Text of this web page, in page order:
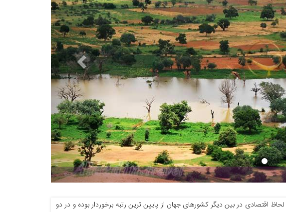
اقتصادی در بین دیگر کشورهای جهان از پایین ترین رتبه برخوردار بوده و در دو